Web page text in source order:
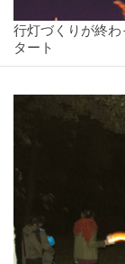
行灯づくりが終
タート